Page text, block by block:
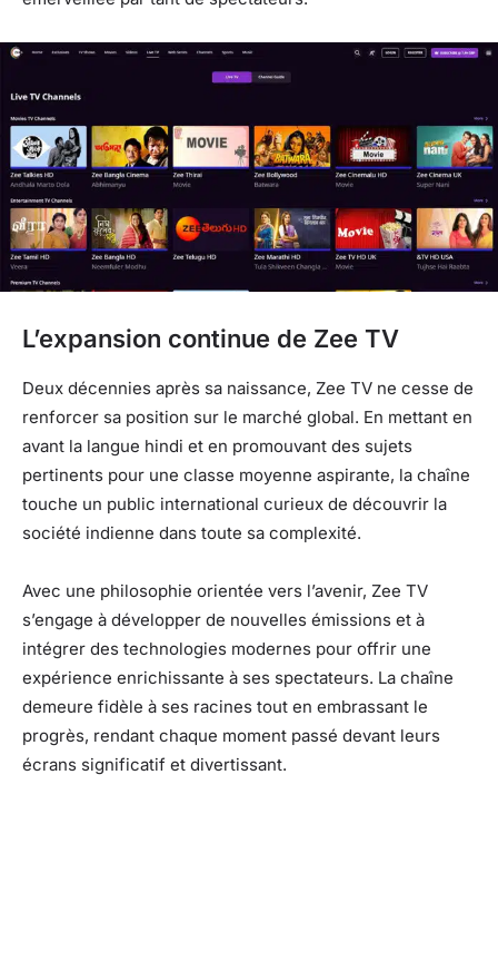
L’expansion continue de Zee TV
Deux décennies après sa naissance, Zee TV ne cesse de
renforcer sa position sur le marché global. En mettant en
avant la langue hindi et en promouvant des sujets
pertinents pour une classe moyenne aspirante, la chaîne
touche un public international curieux de découvrir la
société indienne dans toute sa complexité.
Avec une philosophie orientée vers l’avenir, Zee TV
s’engage à développer de nouvelles émissions et à
intégrer des technologies modernes pour offrir une
expérience enrichissante à ses spectateurs. La chaîne
demeure fidèle à ses racines tout en embrassant le
progrès, rendant chaque moment passé devant leurs
écrans significatif et divertissant.